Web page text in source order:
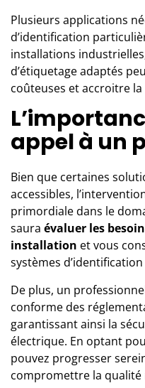
Plusieurs applications
d’identification
installations
d’étiquetage adaptés
coûteuses et accroitre
appel à un
Bien que certaines
accessibles,
primordiale dans le
saura évaluer les
installation et vous
systèmes
De plus, un
conforme des
garantissant ainsi la
électrique. En optant
pouvez progresser
compromettre la qualité